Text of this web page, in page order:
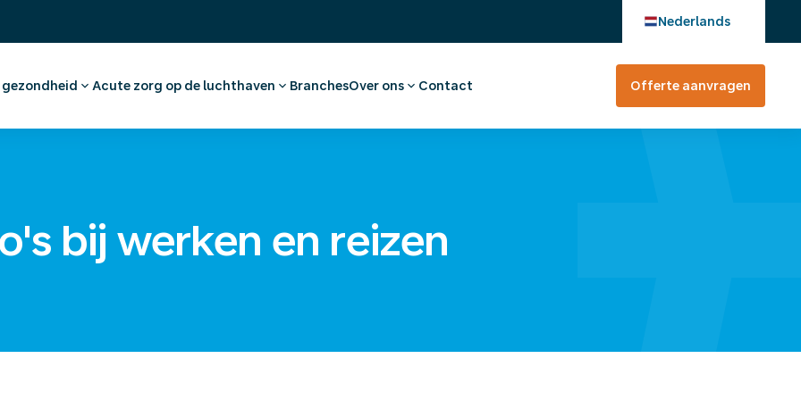
Nederlands
gezondheid
maken werknemer
Acute zorg op de luchthaven
Eerste Hulp en huisartsenzorg
BranchesOver ons
Ons verhaal
Contact Offerte aanvragen
bij werken en reizen